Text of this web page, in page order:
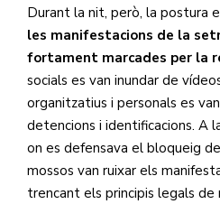
Durant la nit, però, la postura
les manifestacions de la
fortament marcades per la
socials es van inundar de
organitzatius i personals es
detencions i identificacions. A
on es defensava el bloqueig
mossos van ruixar els
trencant els principis legals de